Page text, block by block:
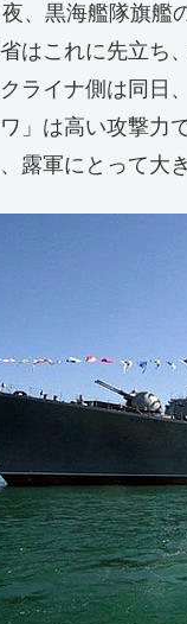
、黒海艦隊旗艦
はこれに先立ち
ライナ側は同日
」は高い攻撃力
露軍にとって大